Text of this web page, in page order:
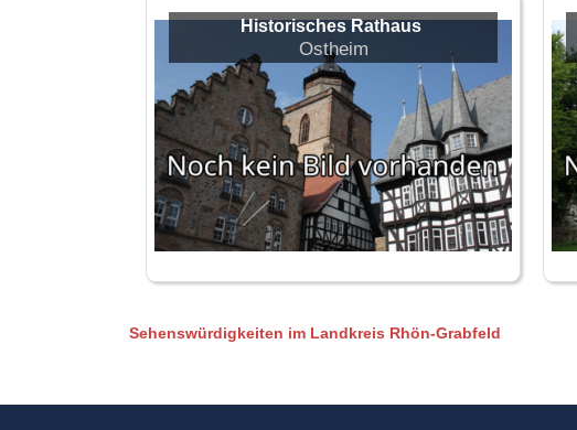
Historisches Rathaus
Ostheim
Sehenswürdigkeiten im Landkreis Rhön-Grabfeld